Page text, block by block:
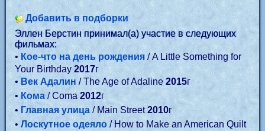
Добавить в подборки
Эллен Берстин принимал(а) участие в следующих
фильмах:
• Кое-что на день рождения / A Little Something for
Your Birthday 2017г
• Век Адалин/ The Age of Adaline 2015г
• Кома / Coma 2012г
• Главная улица/ Main Street2010г
• Лоскутное одеяло / How to Make an American Quilt